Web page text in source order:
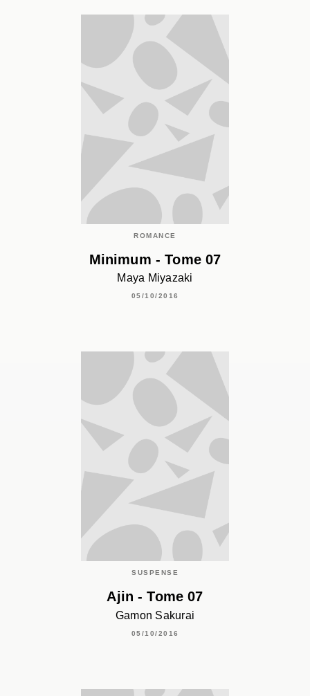
ROMANCE
Minimum - Tome 07
Maya Miyazaki
05/10/2016
SUSPENSE
Ajin - Tome 07
Gamon Sakurai
05/10/2016